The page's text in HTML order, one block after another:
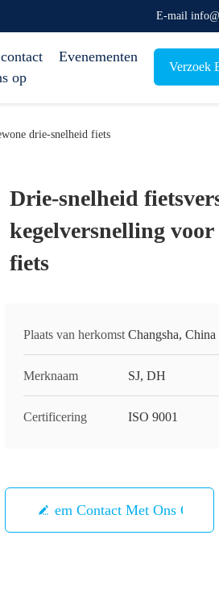
E-mail
op
Evenementen
Verzoek
drie-snelheid fiets
Drie-snelheid
kegelversnelling
fiets
Plaats van herkomst Changsha, China
Merknaam SJ, DH
Certificering ISO 9001
Neem Contact Met Ons Op